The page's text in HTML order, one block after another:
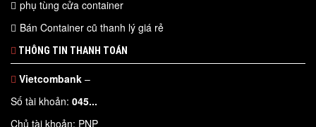
phụ tùng cửa container
Bán Container cũ thanh lý giá rẻ
THÔNG TIN THANH TOÁN
Vietcombank –
Số tài khoản: 045...
Chủ tài khoản: PNP